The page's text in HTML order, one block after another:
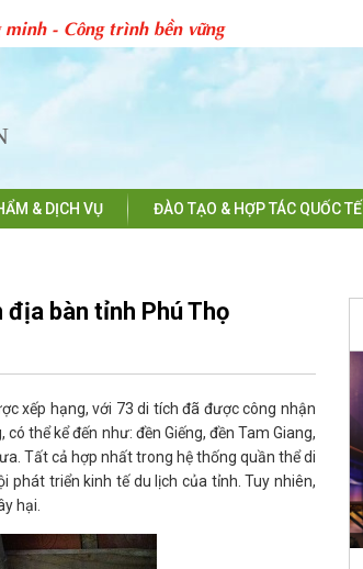
- Công trình bền vững
& DỊCH VỤ ĐÀO TẠO & HỢP TÁC QUỐC TẾ
bàn tỉnh Phú Thọ
xếp hạng, với 73 di tích đã được công nhận
thể kể đến như: đền Giếng, đền Tam Giang,
Tất cả hợp nhất trong hệ thống quần thể di
triển kinh tế du lịch của tỉnh. Tuy nhiên,
hại.